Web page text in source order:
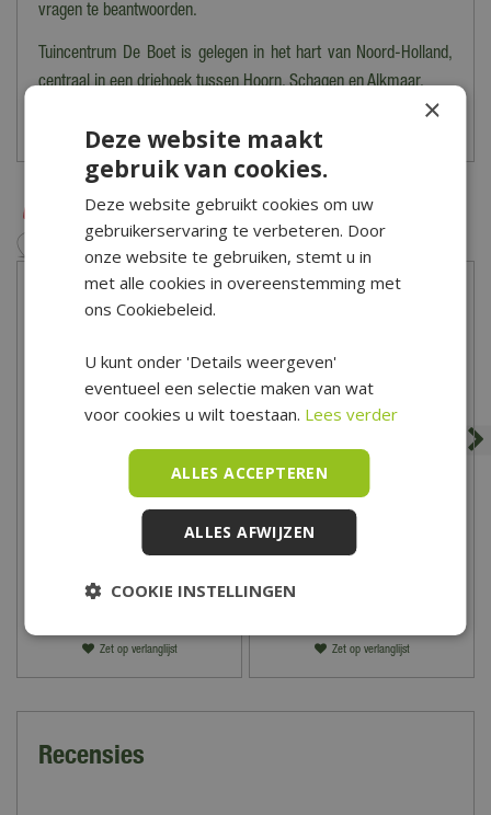
klantenservice om de mogelijkheden te bespreken.
Heb je meer vragen over het bestellen, bezorgen en/of afhalen
de veelgestelde vragen bekijken. Kom je er toch niet
uit? Dan kun je altijd contact opnemen met onze klantenservice
contactformulier.
vragen te beantwoorden.
Tuincentrum De Boet is gelegen in het hart van Noord-Holland,
centraal in een driehoek tussen Hoorn, Schagen en Alkmaar.
BigBag 1000 kg yellow sun
split 8-16 mm
00
Zet op verlanglijst
BigBag 1000 kg graniet
split rood 8-16 mm
219
Zet op verlanglijst
Recensies
×
Deze website maakt
gebruik van cookies.
Deze website gebruikt cookies om uw
gebruikerservaring te verbeteren. Door
onze website te gebruiken, stemt u in
met alle cookies in overeenstemming met
ons Cookiebeleid.
U kunt onder 'Details weergeven'
eventueel een selectie maken van wat
voor cookies u wilt toestaan. Lees verder
ALLES ACCEPTEREN
ALLES AFWIJZEN
COOKIE INSTELLINGEN